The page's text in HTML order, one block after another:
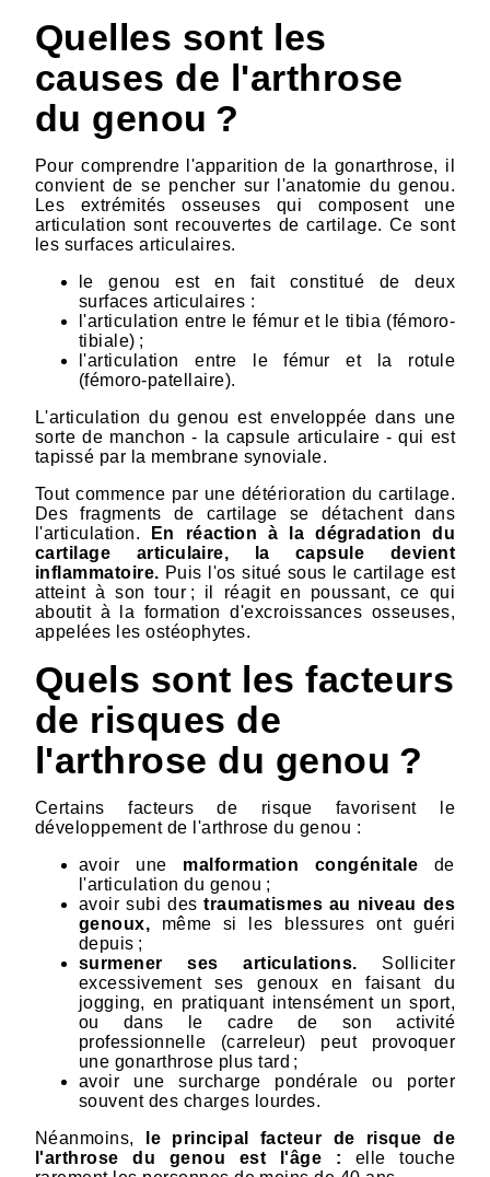
Quelles sont les
causes de l'arthrose
du genou ?
Pour comprendre l'apparition de la gonarthrose, il
convient de se pencher sur l'anatomie du genou.
Les extrémités osseuses qui composent une
articulation sont recouvertes de cartilage. Ce sont
les surfaces articulaires.
le genou est en fait constitué de deux
surfaces articulaires :
l'articulation entre le fémur et le tibia (fémoro-
tibiale) ;
l'articulation entre le fémur et la rotule
(fémoro-patellaire).
L'articulation du genou est enveloppée dans une
sorte de manchon - la capsule articulaire - qui est
tapissé par la membrane synoviale.
Tout commence par une détérioration du cartilage.
Des fragments de cartilage se détachent dans
l'articulation.
En réaction à la dégradation du
cartilage articulaire, la capsule devient
inflammatoire. Puis l'os situé sous le cartilage est
atteint à son tour ; il réagit en poussant, ce qui
aboutit à la formation d'excroissances osseuses,
appelées les ostéophytes.
Quels sont les facteurs
de risques de
l'arthrose du genou ?
Certains facteurs de risque favorisent le
développement de l'arthrose du genou :
avoir une malformation congénitale de
l'articulation du genou ;
avoir subi destraumatismes au niveau des
genoux, même si les blessures ont guéri
depuis ;
surmener ses articulations. Solliciter
excessivement ses genoux en faisant du
jogging, en pratiquant intensément un sport,
ou dans le cadre de son activité
professionnelle (carreleur) peut provoquer
une gonarthrose plus tard ;
avoir une surcharge pondérale ou porter
souvent des charges lourdes.
Néanmoins,
le principal facteur de risque de
l'arthrose du genou est l'âge : elle touche